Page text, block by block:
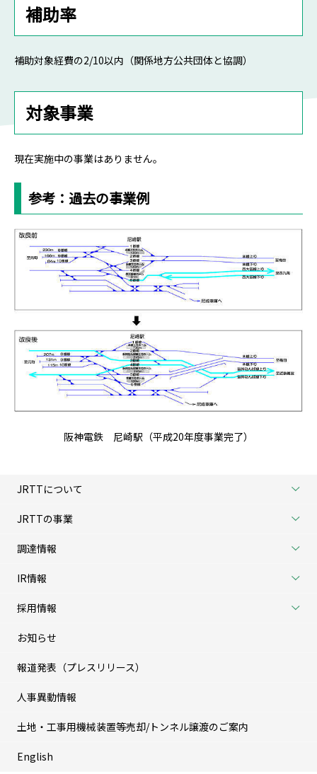
補助率
補助対象経費の2/10以内（関係地方公共団体と協調）
対象事業
現在実施中の事業はありません。
参考：過去の事業例
阪神電鉄 尼崎駅（平成20年度事業完了）
JRTTについて
JRTTの事業
調達情報
IR情報
採用情報
お知らせ
報道発表（プレスリリース）
人事異動情報
土地・工事用機械装置等売却/トンネル譲渡のご案内
English